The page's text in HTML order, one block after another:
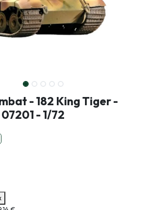
- 182 King Tiger -
- 1/72